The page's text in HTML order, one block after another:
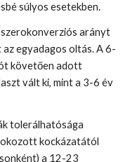
súlyos esetekben.
szerokonverziós arányt
egyadagos oltás. A 6-
követően adott
vált ki, mint a 3-6 év
tolerálhatósága
kockázatától
a 12-23